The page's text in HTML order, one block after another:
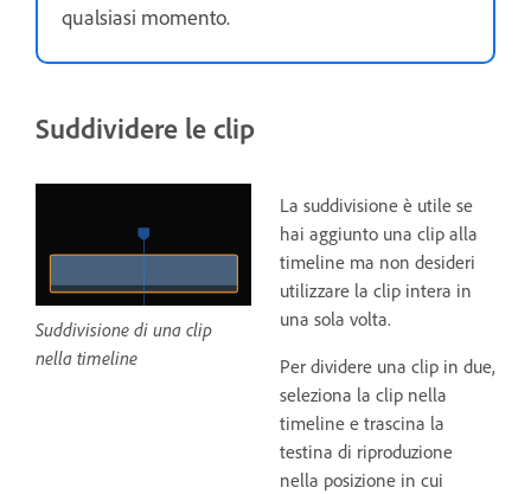
qualsiasi momento.
Suddividere le clip
La suddivisione è utile se
hai aggiunto una clip alla
timeline ma non desideri
utilizzare la clip intera in
una sola volta.
Per dividere una clip in due,
seleziona la clip nella
timeline e trascina la
testina di riproduzione
nella posizione in cui
Suddivisione di una clip
nella timeline